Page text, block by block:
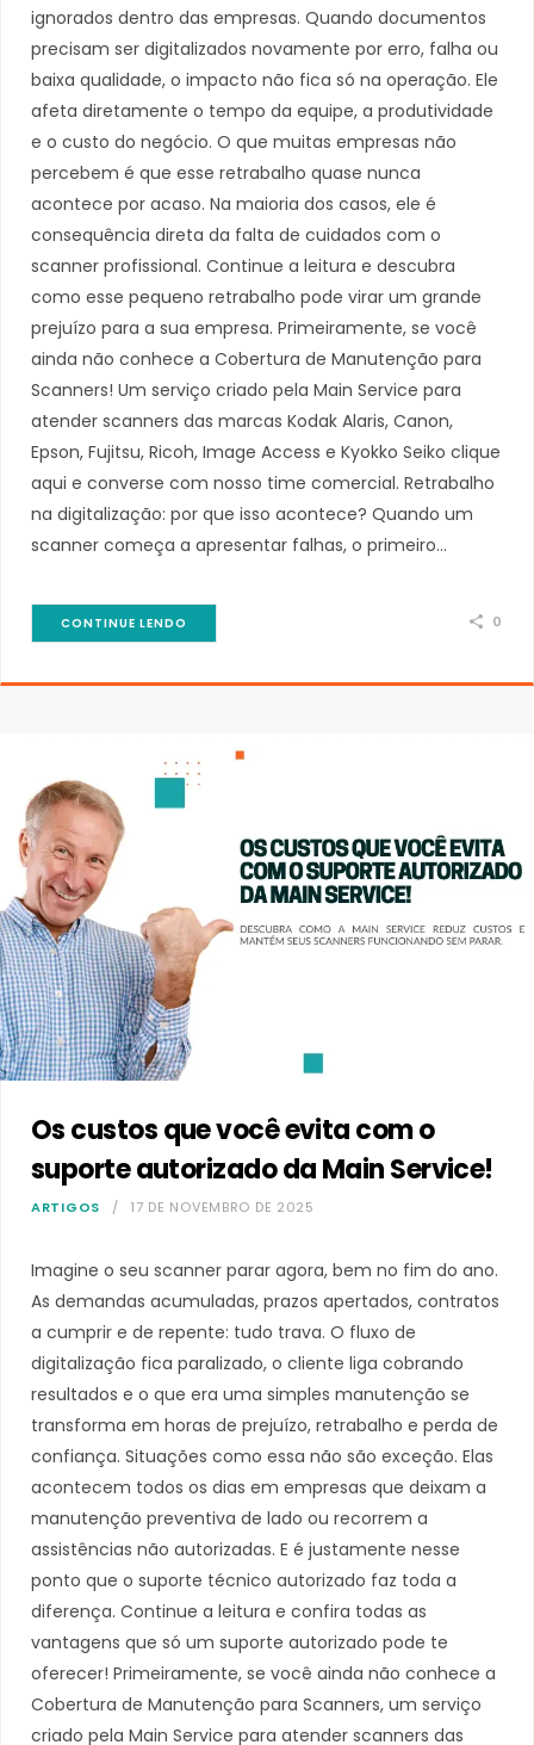
ignorados dentro das empresas. Quando documentos
precisam ser digitalizados novamente por erro, falha ou
baixa qualidade, o impacto não fica só na operação. Ele
afeta diretamente o tempo da equipe, a produtividade
e o custo do negócio. O que muitas empresas não
percebem é que esse retrabalho quase nunca
acontece por acaso. Na maioria dos casos, ele é
consequência direta da falta de cuidados com o
scanner profissional. Continue a leitura e descubra
como esse pequeno retrabalho pode virar um grande
prejuízo para a sua empresa. Primeiramente, se você
ainda não conhece a Cobertura de Manutenção para
Scanners! Um serviço criado pela Main Service para
atender scanners das marcas Kodak Alaris, Canon,
Epson, Fujitsu, Ricoh, Image Access e Kyokko Seiko clique
aqui e converse com nosso time comercial. Retrabalho
na digitalização: por que isso acontece? Quando um
scanner começa a apresentar falhas, o primeiro…
CONTINUE LENDO 0
Os custos que você evita com o
suporte autorizado da Main Service!
ARTIGOS 17 DE NOVEMBRO DE 2025
Imagine o seu scanner parar agora, bem no fim do ano.
As demandas acumuladas, prazos apertados, contratos
a cumprir e de repente: tudo trava. O fluxo de
digitalização fica paralizado, o cliente liga cobrando
resultados e o que era uma simples manutenção se
transforma em horas de prejuízo, retrabalho e perda de
confiança. Situações como essa não são exceção. Elas
acontecem todos os dias em empresas que deixam a
manutenção preventiva de lado ou recorrem a
assistências não autorizadas. E é justamente nesse
ponto que o suporte técnico autorizado faz toda a
diferença. Continue a leitura e confira todas as
vantagens que só um suporte autorizado pode te
oferecer! Primeiramente, se você ainda não conhece a
Cobertura de Manutenção para Scanners, um serviço
criado pela Main Service para atender scanners das